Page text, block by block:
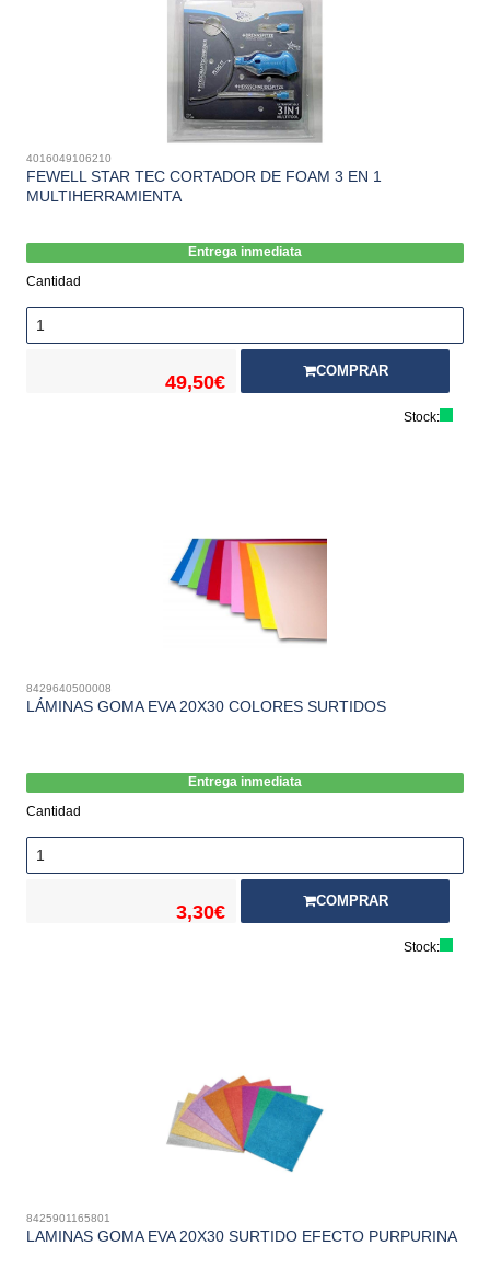
4016049106210
FEWELL STAR TEC CORTADOR DE FOAM 3 EN 1
MULTIHERRAMIENTA
Entrega inmediata
Cantidad
49,50€
COMPRAR
Stock:
8429640500008
LÁMINAS GOMA EVA 20X30 COLORES SURTIDOS
Entrega inmediata
Cantidad
3,30€
COMPRAR
Stock:
8425901165801
LAMINAS GOMA EVA 20X30 SURTIDO EFECTO PURPURINA